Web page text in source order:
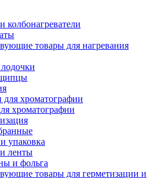
колбонагреватели
товары для нагревания
для хроматографии
хроматографии
упаковка
ленты
и фольга
товары для герметизации и